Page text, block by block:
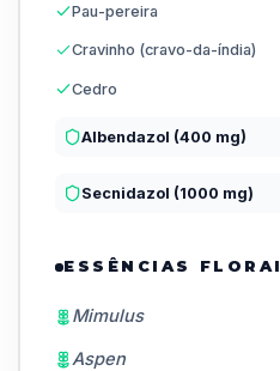
Pau-pereira
Cravinho (cravo-da-índia)
Cedro
Albendazol (400 mg)
Secnidazol (1000 mg)
ESSÊNCIAS
Mimulus
Aspen